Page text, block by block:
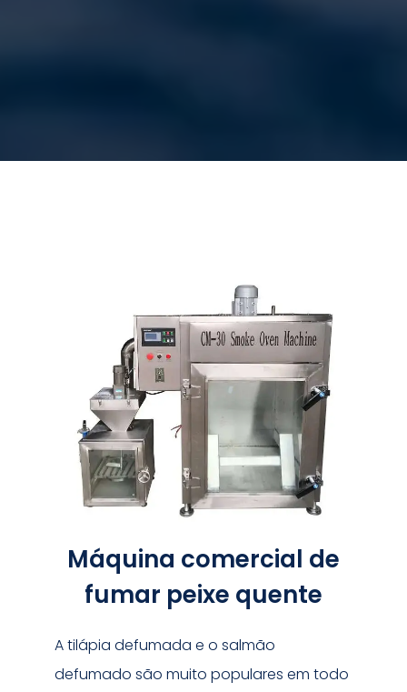
Máquina comercial de
fumar peixe quente
A tilápia defumada e o salmão
defumado são muito populares em todo